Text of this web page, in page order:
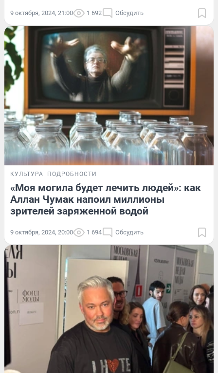
9 октября, 2024, 21:00 1 692 Обсудить
КУЛЬТУРА ПОДРОБНОСТИ
«Моя могила будет лечить людей»: как
Аллан Чумак напоил миллионы
зрителей заряженной водой
9 октября, 2024, 20:00 1 694 Обсудить